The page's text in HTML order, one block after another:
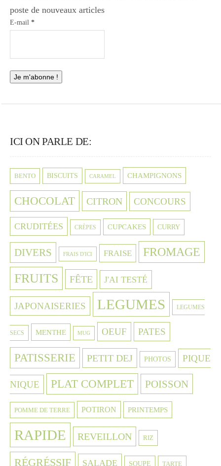
poste de nouveaux articles
E-mail *
ICI ON PARLE DE:
BENTO BISCUITS CARAMEL CHAMPIGNONS
CHOCOLAT CITRON CONCOURS
CRUDITÉES CRÈPES CUPCAKES CURRY
DIVERS FRAIS D'ICI FRAISE FROMAGE
FRUITS FÊTE J'AI TESTÉ
JAPONAISERIES LEGUMES LEGUMES
SECS MENTHE MUG OEUF PATES
PATISSERIE PETIT DEJ PHOTOS PIQUE
NIQUE PLAT COMPLET POISSON
POMME DE TERRE POTIRON PRINTEMPS
RAPIDE REVEILLON RIZ
RÉGRÉSSIF SALADE SOUPE TARTE